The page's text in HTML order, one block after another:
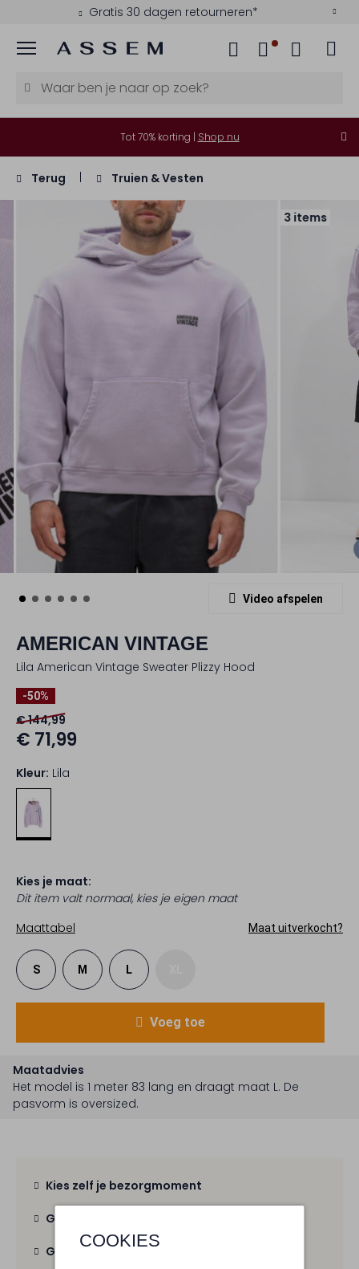
Gratis 30 dagen retourneren*
Menu
COOKIES
Tot 70% korting | Shop nu
Terug Truien & Vesten
3 items
Video afspelen
AMERICAN VINTAGE
Lila American Vintage Sweater Plizzy Hood
-50%
€ 144,99
€ 71,99
Kleur: Lila
Kies je maat:
Dit item valt normaal, kies je eigen maat
Maattabel
Maat uitverkocht?
S M L
Voeg toe
Maatadvies
Het model is 1 meter 83 lang en draagt maat L. De
pasvorm is oversized.
Kies zelf je bezorgmoment
Gratis verzending
Gratis retour binnen 30 dagen